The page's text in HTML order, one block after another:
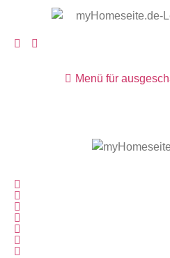
Menü für